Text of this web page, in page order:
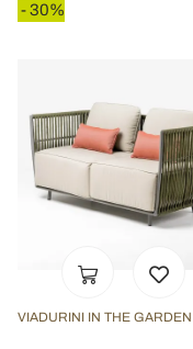
- 30%
VIADURINI IN THE GARDEN